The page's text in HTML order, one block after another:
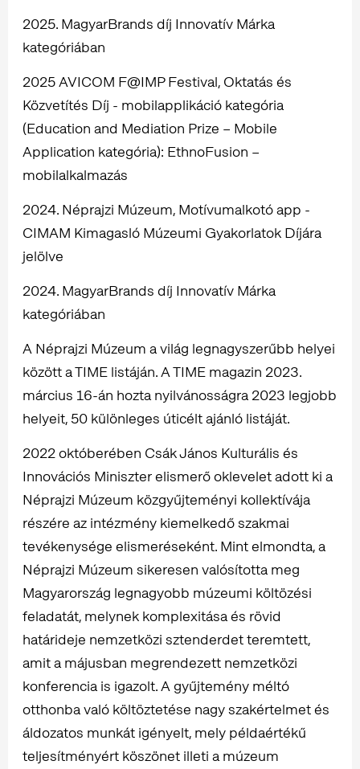
2025. MagyarBrands díj Innovatív Márka
kategóriában
2025 AVICOM F@IMP Festival, Oktatás és
Közvetítés Díj - mobilapplikáció kategória
(Education and Mediation Prize – Mobile
Application kategória): EthnoFusion –
mobilalkalmazás
2024. Néprajzi Múzeum, Motívumalkotó app -
CIMAM Kimagasló Múzeumi Gyakorlatok Díjára
jelölve
2024. MagyarBrands díj Innovatív Márka
kategóriában
A Néprajzi Múzeum a világ legnagyszerűbb helyei
között a TIME listáján. A TIME magazin 2023.
március 16-án hozta nyilvánosságra 2023 legjobb
helyeit, 50 különleges úticélt ajánló listáját.
2022 októberében Csák János Kulturális és
Innovációs Miniszter elismerő oklevelet adott ki a
Néprajzi Múzeum közgyűjteményi kollektívája
részére az intézmény kiemelkedő szakmai
tevékenysége elismeréseként. Mint elmondta, a
Néprajzi Múzeum sikeresen valósította meg
Magyarország legnagyobb múzeumi költözési
feladatát, melynek komplexitása és rövid
határideje nemzetközi sztenderdet teremtett,
amit a májusban megrendezett nemzetközi
konferencia is igazolt. A gyűjtemény méltó
otthonba való költöztetése nagy szakértelmet és
áldozatos munkát igényelt, mely példaértékű
teljesítményért köszönet illeti a múzeum